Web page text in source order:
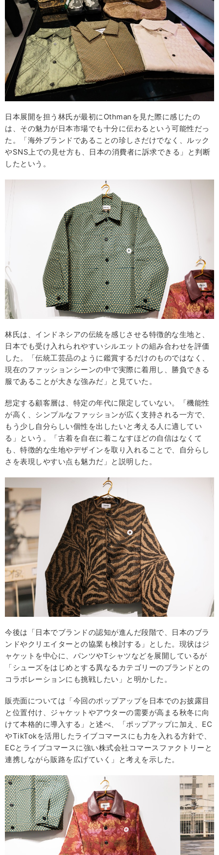
日本展開を担う林氏が最初にOthmanを見た際に感じたの
は、その魅力が日本市場でも十分に伝わるという可能性だっ
た。「海外ブランドであることの珍しさだけでなく、ルック
やSNS上での見せ方も、日本の消費者に訴求できる」と判断
したという。
林氏は、インドネシアの伝統を感じさせる特徴的な生地と、
日本でも受け入れられやすいシルエットの組み合わせを評価
した。「伝統工芸品のように鑑賞するだけのものではなく、
現在のファッションシーンの中で実際に着用し、勝負できる
服であることが大きな強みだ」と見ていた。
想定する顧客層は、特定の年代に限定していない。「機能性
が高く、シンプルなファッションが広く支持される一方で、
もう少し自分らしい個性を出したいと考える人に適してい
る」という。「古着を自在に着こなすほどの自信はなくて
も、特徴的な生地やデザインを取り入れることで、自分らし
さを表現しやすい点も魅力だ」と説明した。
今後は「日本でブランドの認知が進んだ段階で、日本のブラ
ンドやクリエイターとの協業も検討する」とした。現状はジ
ャケットを中心に、パンツやTシャツなどを展開しているが
「シューズをはじめとする異なるカテゴリーのブランドとの
コラボレーションにも挑戦したい」と明かした。
販売面については「今回のポップアップを日本でのお披露目
と位置付け、ジャケットやアウターの需要が高まる秋冬に向
けて本格的に導入する」と述べ、「ポップアップに加え、EC
やTikTokを活用したライブコマースにも力を入れる方針で、
ECとライブコマースに強い株式会社コマースファクトリーと
連携しながら販路を広げていく」と考えを示した。